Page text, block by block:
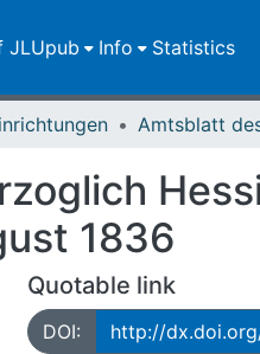
JLUpub Info Statistics
1836
Quotable link
DOI: http://